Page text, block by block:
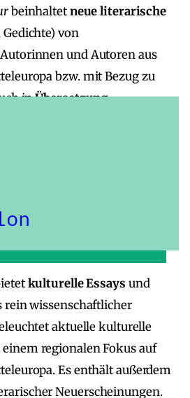
beinhaltetneue literarische
von
und Autoren aus
bzw. mit Bezug zu
inÜbersetzung.
kulturelle Essays und
rein wissenschaftlicher
aktuelle kulturelle
regionalen Fokus auf
Es enthält außerdem
Neuerscheinungen.